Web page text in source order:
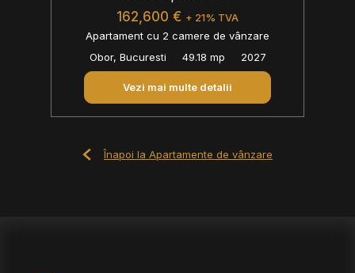
162,600 € + 21% TVA
Apartament cu 2 camere de vânzare
Obor, Bucuresti
49.18 mp 2027
Vezi mai multe detalii
Înapoi la Apartamente de vânzare